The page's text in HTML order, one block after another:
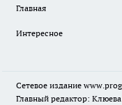
Главная
Интересное
Сетевое издание
Главный редактор: